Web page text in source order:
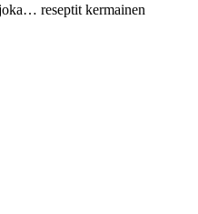
reseptit kermainen